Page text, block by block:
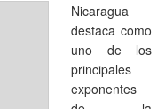
Nicaragua
destaca como
uno de los
principales
exponentes